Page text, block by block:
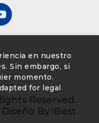
Reserved.
Diseño By iBest
en nuestro
Sin embargo, si
momento.
for legal